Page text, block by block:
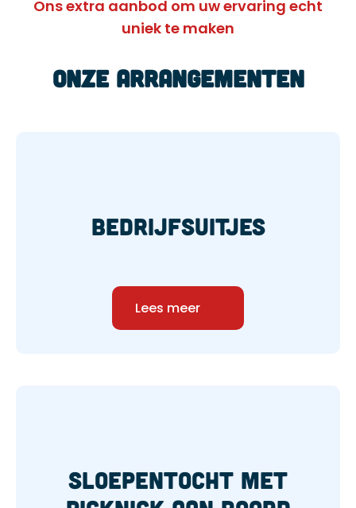
Ons extra aanbod om uw ervaring echt
uniek te maken
Onze arrangementen
bedrijfsuitjes
Lees meer
Sloepentocht met